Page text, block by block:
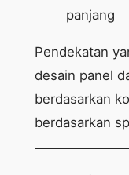
panjang
Pendekatan
desain panel
berdasarkan
berdasarkan